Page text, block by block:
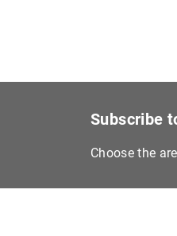
Subscribe
Choose the